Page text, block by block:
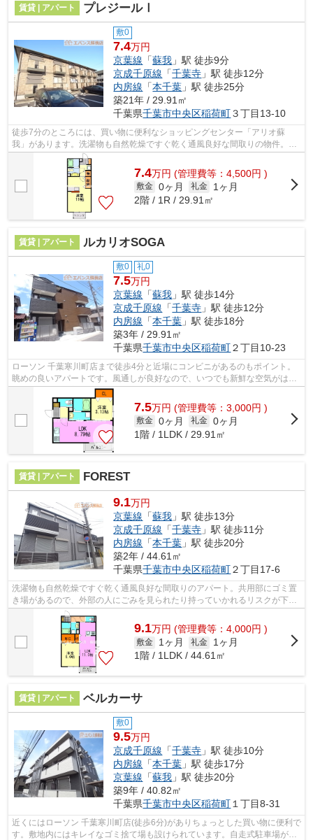
賃貸 | アパート プレジールⅠ
敷0
7.4万円
京葉線 「蘇我 」駅 徒歩9分
京成千原線 「千葉寺 」駅 徒歩12分
内房線 「本千葉 」駅 徒歩25分
築21年 / 29.91㎡
千葉県千葉市中央区稲荷町３丁目13-10
徒歩7分のところには、買い物に便利なショッピングセンター「アリオ蘇
我」があります。洗濯物も自然乾燥ですぐ乾く通風良好な間取りの物件。忙
しい朝に遠くまでゴミ捨てに行かずに済む...
7.4万円 (管理費等：4,500円 )
敷金 0ヶ月 礼金
1ヶ月
2階 / 1R / 29.91㎡
賃貸 | アパート ルカリオSOGA
敷0 礼0
7.5万円
京葉線 「蘇我 」駅 徒歩14分
京成千原線 「千葉寺 」駅 徒歩12分
内房線 「本千葉 」駅 徒歩18分
築3年 / 29.91㎡
千葉県千葉市中央区稲荷町２丁目10-23
ローソン 千葉寒川町店まで徒歩4分と近場にコンビニがあるのもポイント。
眺めの良いアパートです。風通しが良好なので、いつでも新鮮な空気がはい
ってきます。新着情報：ルカリオSOGA...
7.5万円 (管理費等：3,000円 )
敷金 0ヶ月 礼金 0ヶ月
1階 / 1LDK / 29.91㎡
賃貸 | アパート FOREST
9.1万円
京葉線 「蘇我 」駅 徒歩13分
京成千原線 「千葉寺 」駅 徒歩11分
内房線 「本千葉 」駅 徒歩20分
築2年 / 44.61㎡
千葉県千葉市中央区稲荷町２丁目17-6
洗濯物も自然乾燥ですぐ乾く通風良好な間取りのアパート。共用部にゴミ置
き場があるので、外部の人にごみを見られたり持っていかれるリスクが下が
ります。こちらの物件はアパートです...
9.1万円 (管理費等：4,000円 )
敷金 1ヶ月 礼金
1ヶ月
1階 / 1LDK / 44.61㎡
賃貸 | アパート ベルカーサ
敷0
9.5万円
京成千原線 「千葉寺 」駅 徒歩10分
内房線 「本千葉 」駅 徒歩17分
京葉線 「蘇我 」駅 徒歩20分
築9年 / 40.82㎡
千葉県千葉市中央区稲荷町 １丁目8-31
近くにはローソン 千葉寒川町店(徒歩6分)がありちょっとした買い物に便利で
す。敷地内にはキレイなゴミ捨て場も設けられています。自走式駐車場が併